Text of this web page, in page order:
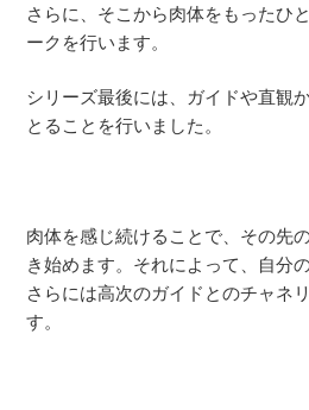
さらに、そこから肉体をもったひ
ークを行います。
シリーズ最後には、ガイドや直観
とることを行いました。
肉体を感じ続けることで、その先
き始めます。それによって、自分
さらには高次のガイドとのチャネ
す。